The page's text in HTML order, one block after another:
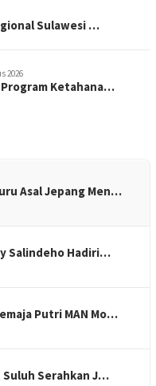
Sulawesi …
2026
Ketahana…
Asal Jepang Men…
Salindeho Hadiri…
Putri MAN Mo…
Suluh Serahkan J…